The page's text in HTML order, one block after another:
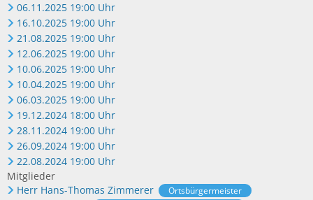
06.11.2025 19:00 Uhr
16.10.2025 19:00 Uhr
21.08.2025 19:00 Uhr
12.06.2025 19:00 Uhr
10.06.2025 19:00 Uhr
10.04.2025 19:00 Uhr
06.03.2025 19:00 Uhr
19.12.2024 18:00 Uhr
28.11.2024 19:00 Uhr
26.09.2024 19:00 Uhr
22.08.2024 19:00 Uhr
Mitglieder
Herr Hans-Thomas Zimmerer
Ortsbürgermeister